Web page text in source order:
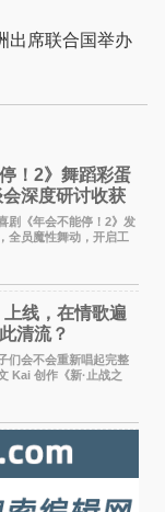
出席联合国举办
！2》舞蹈彩蛋
深度研讨收获
《年会不能停！2》发
全员魔性舞动，开启工
同步举办专家座谈会，
萝佳出席现场，与一众
上线，在情歌遍
清流？
会不会重新唱起完整
创作《新·止战之
伊朗相关冲突引发的
在发生的动荡与不安，